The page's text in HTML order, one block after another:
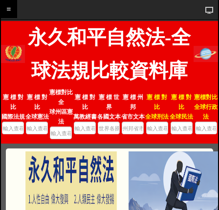
永久和平自然法-全
球法規比較資料庫
憲 標 對
比
國際法規
憲 標 對
比
全球憲法
憲標對比
全
球州區憲
法
憲 標 對
比
萬教經書
憲 標 世
界
各國文本
憲 標 州
邦
省市文本
憲 標 對
比
全球刑法
憲 標 對
比
全球民法
憲標對比
全球行政
法